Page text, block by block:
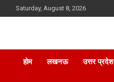
to
Saturday, August 8, 2026
होम लखनऊ उत्तर प्रदेश